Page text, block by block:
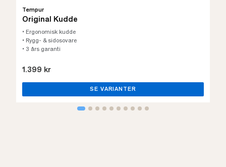
Tempur
Original Kudde
• Ergonomisk kudde
• Rygg- & sidosovare
• 3 års garanti
1.399 kr
SE VARIANTER